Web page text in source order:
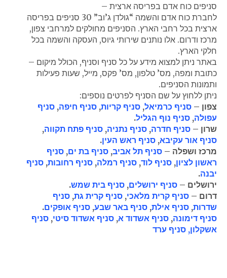
סניפים כוח אדם בפריסה ארצית –
לחברת כוח אדם והשמה “גולדן ג’וב” 30 סניפים בפריסה
ארצית בכל רחבי הארץ. הסניפים מחולקים למרחבי צפון,
מרכז ודרום. אלו נותנים שירותי גיוס, העסקה והשמה בכל
חלקי הארץ.
באתר ניתן למצוא מידע על כל סניף וסניף, הכולל מיקום –
כתובת ומפה, מס’ טלפון, מס’ פקס, מייל, שעות פעילות
ותמונות הסניפים.
ניתן ללחוץ על שם הסניף לפרטים נוספים:
צפון – סניף כרמיאל, סניף קריות, סניף חיפה, סניף
עפולה, סניף נוף הגליל.
שרון – סניף חדרה, סניף נתניה, סניף פתח תקווה,
סניף אור עקיבא, סניף ראש העין.
מרכז ושפלה – סניף תל אביב, סניף בת ים, סניף
ראשון לציון, סניף לוד, סניף רמלה, סניף רחובות, סניף
יבנה.
ירושלים – סניף ירושלים, סניף בית שמש.
דרום – סניף קרית מלאכי, סניף קרית גת, סניף
שדרות, סניף אילת, סניף באר שבע, סניף אופקים.
סניף דימונה, סניף אשדוד א, סניף אשדוד סיטי, סניף
אשקלון, סניף ערד